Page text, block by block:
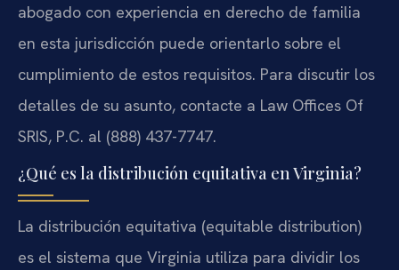
abogado con experiencia en derecho de familia
en esta jurisdicción puede orientarlo sobre el
cumplimiento de estos requisitos. Para discutir los
detalles de su asunto, contacte a Law Offices Of
SRIS, P.C. al (888) 437-7747.
¿Qué es la distribución equitativa en Virginia?
La distribución equitativa (equitable distribution)
es el sistema que Virginia utiliza para dividir los